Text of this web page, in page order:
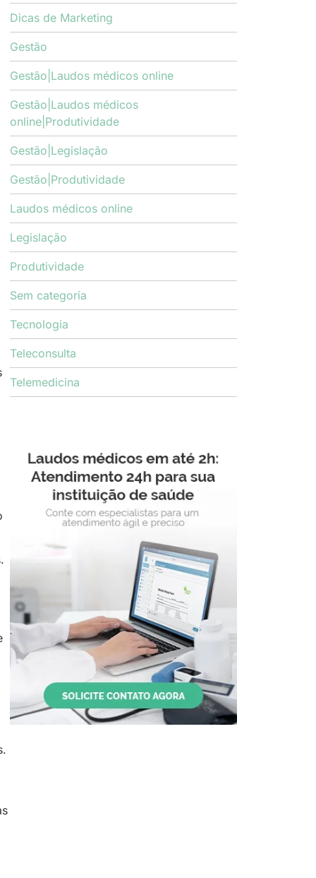
Dicas de Marketing
Gestão
Gestão|Laudos médicos online
Gestão|Laudos médicos
online|Produtividade
Gestão|Legislação
Gestão|Produtividade
Laudos médicos online
Legislação
Produtividade
Sem categoria
Tecnologia
Teleconsulta
Telemedicina